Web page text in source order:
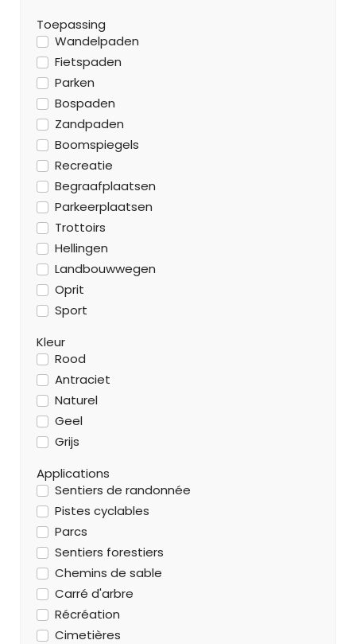
Toepassing
Wandelpaden
Fietspaden
Parken
Bospaden
Zandpaden
Boomspiegels
Recreatie
Begraafplaatsen
Parkeerplaatsen
Trottoirs
Hellingen
Landbouwwegen
Oprit
Sport
Kleur
Rood
Antraciet
Naturel
Geel
Grijs
Applications
Sentiers de randonnée
Pistes cyclables
Parcs
Sentiers forestiers
Chemins de sable
Carré d'arbre
Récréation
Cimetières